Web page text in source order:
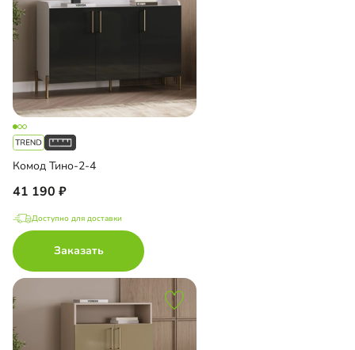
Комод Тино-2-4
41 190
Доступно для доставки
Заказать